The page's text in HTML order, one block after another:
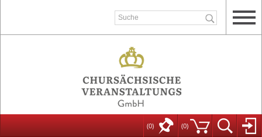
(0) (0)